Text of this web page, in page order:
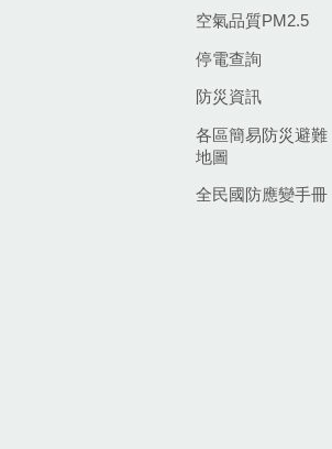
空氣品質PM2.5
停電查詢
防災資訊
各區簡易防災避難
地圖
全民國防應變手冊